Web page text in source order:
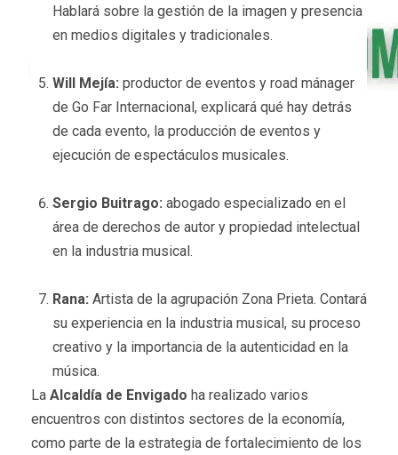
Hablará sobre la gestión de la imagen y presencia
en medios digitales y tradicionales.
Will Mejía: productor de eventos y road mánager
de Go Far Internacional, explicará qué hay detrás
de cada evento, la producción de eventos y
ejecución de espectáculos musicales.
Sergio Buitrago: abogado especializado en el
área de derechos de autor y propiedad intelectual
en la industria musical.
Rana: Artista de la agrupación Zona Prieta. Contará
su experiencia en la industria musical, su proceso
creativo y la importancia de la autenticidad en la
música.
La Alcaldía de Envigado ha realizado varios
encuentros con distintos sectores de la economía,
como parte de la estrategia de fortalecimiento de los